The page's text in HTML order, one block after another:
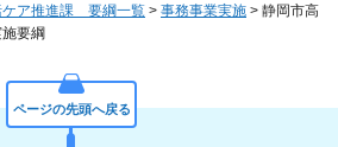
ケア推進課 要綱一覧 > 事務事業実施 > 静岡市高
要綱
ページの先頭へ戻る